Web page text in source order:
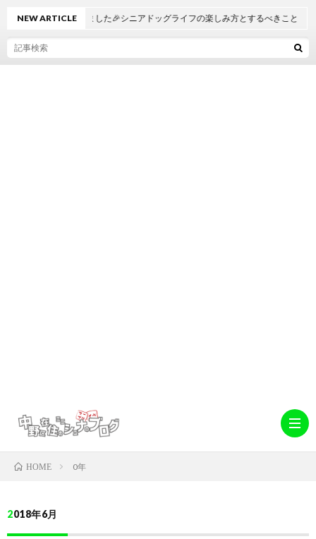
NEW ARTICLE
になりました🎉シニアドッグライフの楽しみ方とするべきこと
HOME 0年
2018年6月